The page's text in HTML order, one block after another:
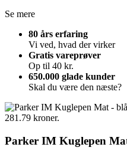
Se mere
80 års erfaring
Vi ved, hvad der virker
Gratis vareprøver
Op til 40 kr.
650.000 glade kunder
Skal du være den næste?
Parker IM Kuglepen